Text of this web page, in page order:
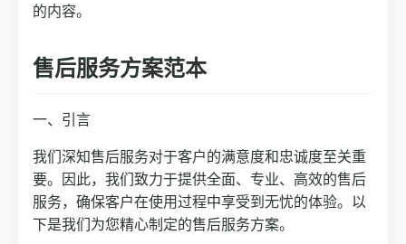
的内容。
售后服务方案范本
一、引言
我们深知售后服务对于客户的满意度和忠诚度至关重
要。因此，我们致力于提供全面、专业、高效的售后
服务，确保客户在使用过程中享受到无忧的体验。以
下是我们为您精心制定的售后服务方案。